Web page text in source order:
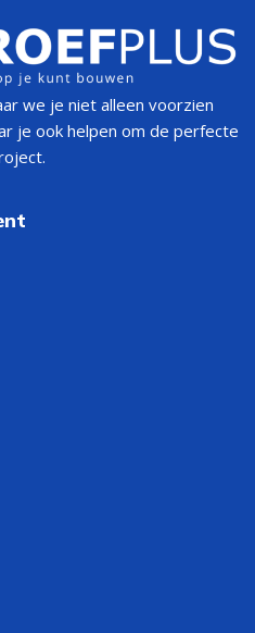
we je niet alleen voorzien
je ook helpen om de perfecte